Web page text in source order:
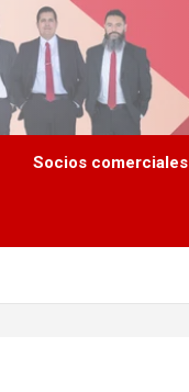
Socios comerciales